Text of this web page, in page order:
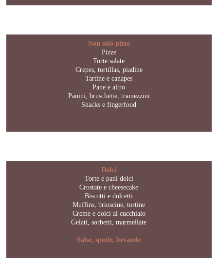
Non solo pizze
Pizze
Torte salate
Crepes, tortillas, piadine
Tartine e canapes
Pane e altro
Panini, bruschette, tramezzini
Snacks e fingerfood
Dolci
Torte e pani dolci
Crostate e cheesecake
Biscotti e dolcetti
Muffins, brioscine, tortine
Creme e dolci al cucchiaio
Gelati, sorbetti, marmellate
Salse, spezie, bevande